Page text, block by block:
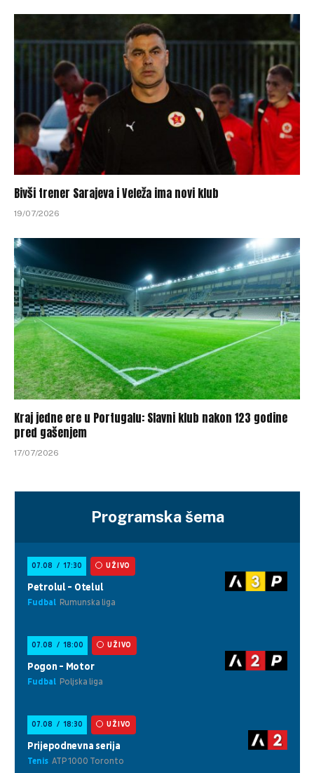
Bivši trener Sarajeva i Veleža ima novi klub
19/07/2026
Kraj jedne ere u Portugalu: Slavni klub nakon 123 godine
pred gašenjem
17/07/2026
Programska šema